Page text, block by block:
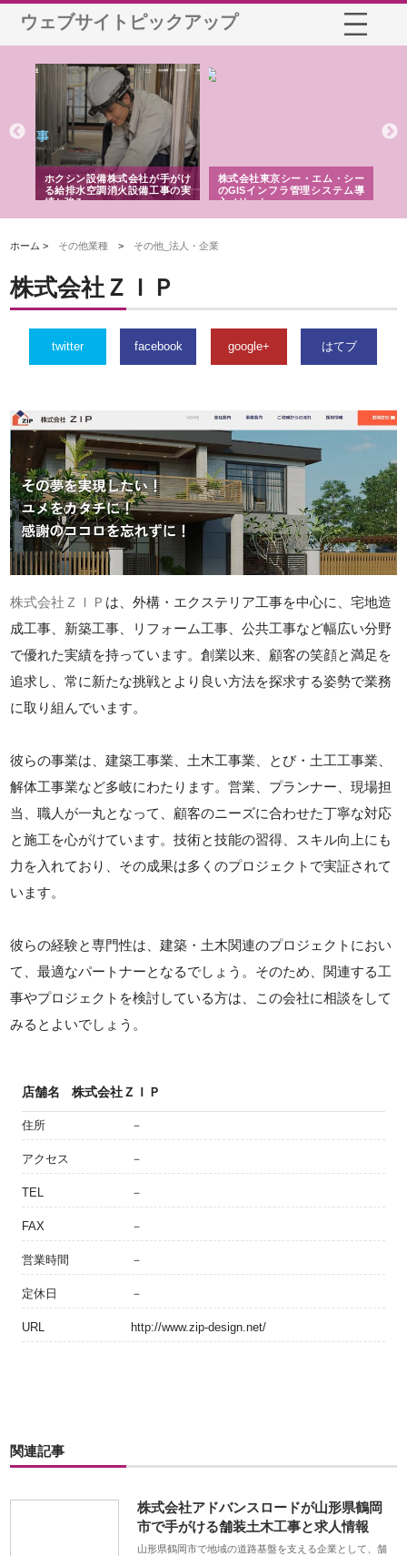
ウェブサイトピックアップ
ホクシン設備株式会社が手がけ
る給排水空調消火設備工事の実
績と強み
株式会社東京シー・エム・シー
のGISインフラ管理システム導
入メリット
ホーム > その他業種 > その他_法人・企業
株式会社ＺＩＰ
twitter facebook google+ はてブ
株式会社ＺＩＰ は、外構・エクステリア工事を中心に、宅地造
成工事、新築工事、リフォーム工事、公共工事など幅広い分野
で優れた実績を持っています。創業以来、顧客の笑顔と満足を
追求し、常に新たな挑戦とより良い方法を探求する姿勢で業務
に取り組んでいます。
彼らの事業は、建築工事業、土木工事業、とび・土工工事業、
解体工事業など多岐にわたります。営業、プランナー、現場担
当、職人が一丸となって、顧客のニーズに合わせた丁寧な対応
と施工を心がけています。技術と技能の習得、スキル向上にも
力を入れており、その成果は多くのプロジェクトで実証されて
います。
彼らの経験と専門性は、建築・土木関連のプロジェクトにおい
て、最適なパートナーとなるでしょう。そのため、関連する工
事やプロジェクトを検討している方は、この会社に相談をして
みるとよいでしょう。
店舗名 株式会社ＺＩＰ
住所 －
アクセス －
TEL －
FAX －
営業時間 －
定休日 －
URL http://www.zip-design.net/
関連記事
株式会社アドバンスロードが山形県鶴岡
市で手がける舗装土木工事と求人情報
山形県鶴岡市で地域の道路基盤を支える企業として、舗